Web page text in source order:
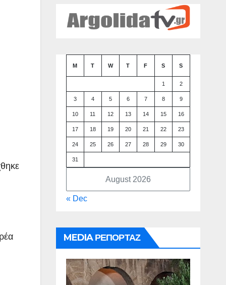
August 2026
M T W T F S S
1 2
3 4 5 6 7 8 9
10 11 12 13 14 15 16
17 18 19 20 21 22 23
24 25 26 27 28 29 30
31
« Dec
MEDIA ΡΕΠΟΡΤΑΖ